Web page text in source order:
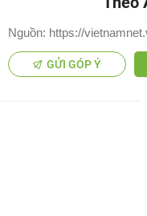
Nguồn: https://
GỬI GÓP Ý